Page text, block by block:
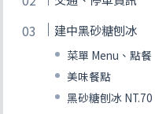
建中黑砂糖刨冰
菜單 Menu、點餐
美味餐點
黑砂糖刨冰 NT.70